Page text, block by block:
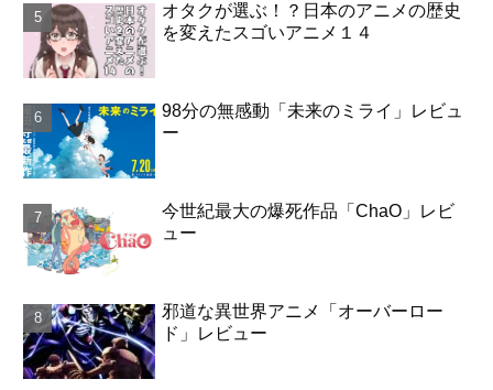
オタクが選ぶ！？日本のアニメの歴史
を変えたスゴいアニメ１４
98分の無感動「未来のミライ」レビュ
ー
今世紀最大の爆死作品「ChaO」レビ
ュー
邪道な異世界アニメ「オーバーロー
ド」レビュー